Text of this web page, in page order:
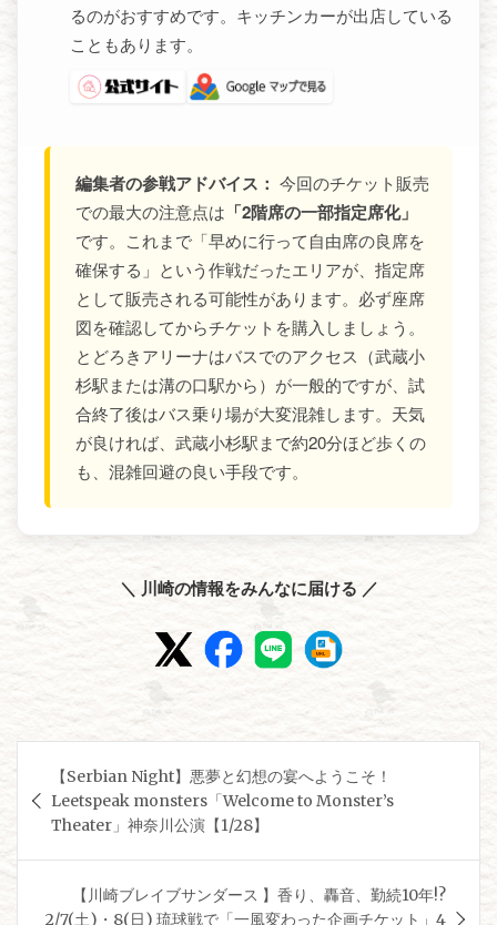
るのがおすすめです。キッチンカーが出店している
こともあります。
編集者の参戦アドバイス： 今回のチケット販売
での最大の注意点は 「2階席の一部指定席化」
です。これまで「早めに行って自由席の良席を
確保する」という作戦だったエリアが、指定席
として販売される可能性があります。必ず座席
図を確認してからチケットを購入しましょう。
とどろきアリーナはバスでのアクセス（武蔵小
杉駅または溝の口駅から）が一般的ですが、試
合終了後はバス乗り場が大変混雑します。天気
が良ければ、武蔵小杉駅まで約20分ほど歩くの
も、混雑回避の良い手段です。
＼ 川崎の情報をみんなに届ける ／
稿
ビ
【Serbian Night】悪夢と幻想の宴へようこそ！
Leetspeak monsters「Welcome to Monster’s
Theater」神奈川公演【1/28】
【川崎ブレイブサンダース 】香り、轟音、勤続10年!?
2/7(土)・8(日) 琉球戦で「一風変わった企画チケット」4